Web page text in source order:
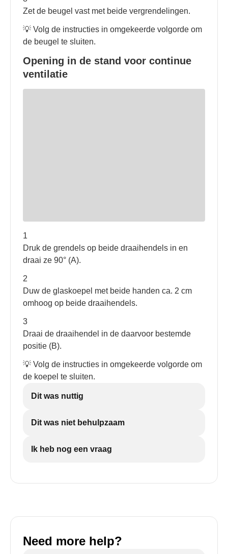
Zet de beugel vast met beide vergrendelingen.
💡 Volg de instructies in omgekeerde volgorde om
de beugel te sluiten.
Opening in de stand voor continue
ventilatie
1
Druk de grendels op beide draaihendels in en
draai ze 90° (A).
2
Duw de glaskoepel met beide handen ca. 2 cm
omhoog op beide draaihendels.
3
Draai de draaihendel in de daarvoor bestemde
positie (B).
💡 Volg de instructies in omgekeerde volgorde om
de koepel te sluiten.
Dit was nuttig
Dit was niet behulpzaam
Ik heb nog een vraag
Need more help?